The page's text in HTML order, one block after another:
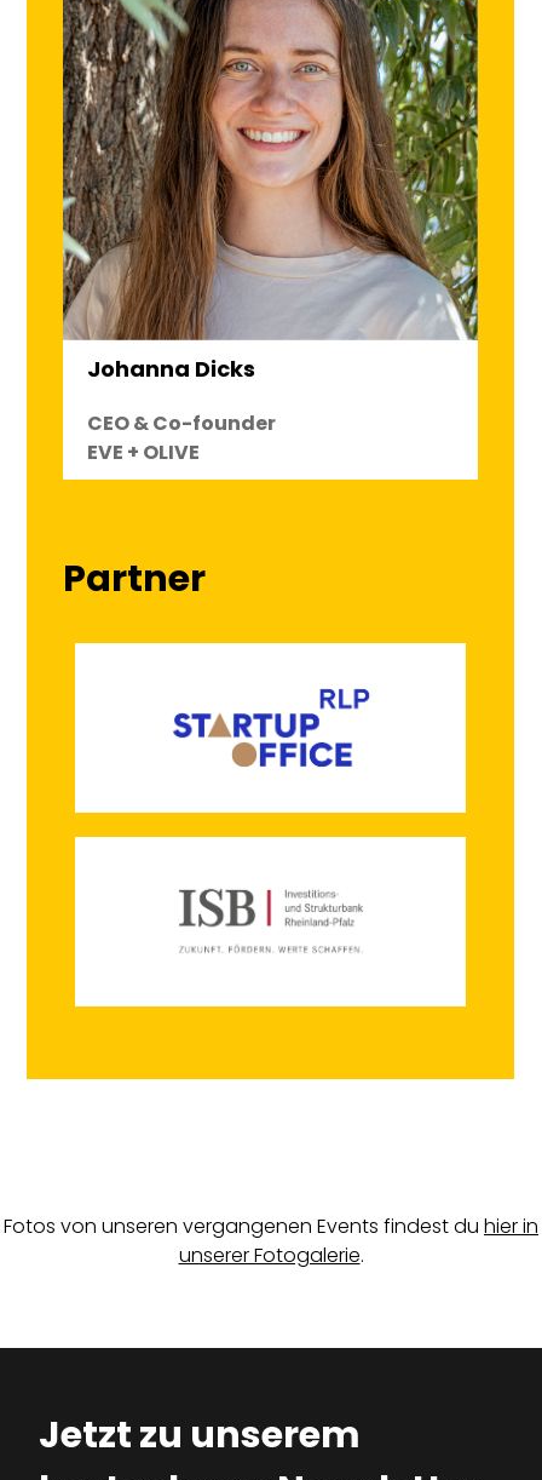
Johanna Dicks
CEO & Co-founder
EVE + OLIVE
Partner
Fotos von unseren vergangenen Events findest du hier in
unserer Fotogalerie.
Jetzt zu unserem